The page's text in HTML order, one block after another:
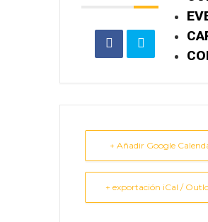
+ Añadir Google
+ exportación iCal /